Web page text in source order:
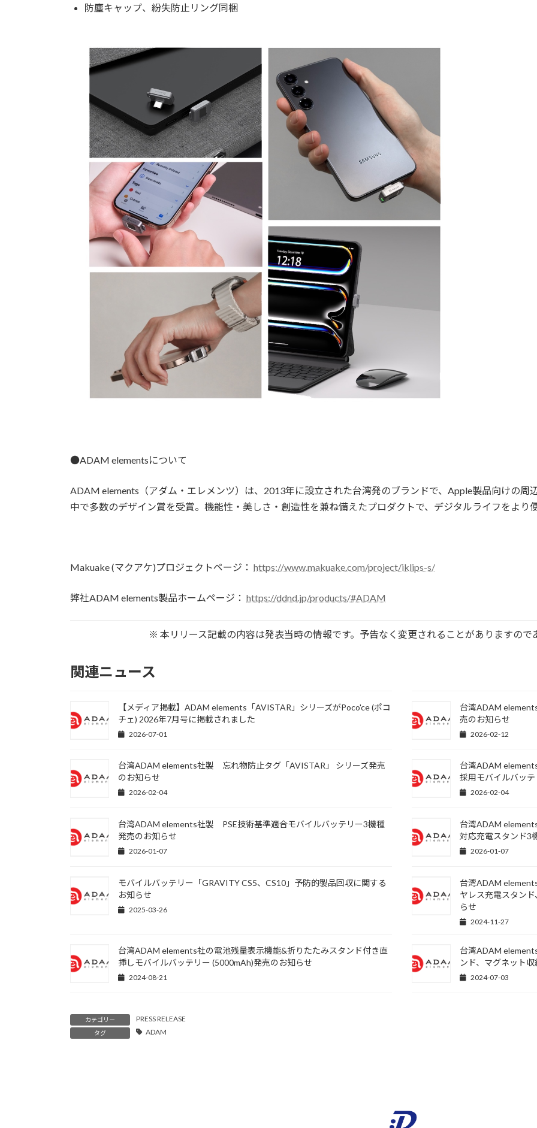
防塵キャップ、紛失防止リング同梱
●ADAM elementsについて
ADAM elements（アダム・エレメンツ）は、2013年に設立された台湾発のブランドで、Apple製品向けの周
中で多数のデザイン賞を受賞。機能性・美しさ・創造性を兼ね備えたプロダクトで、デジタルライフをより
Makuake (マクアケ)プロジェクトページ： https://www.makuake.com/project/iklips-s/
弊社ADAM elements製品ホームページ： https://ddnd.jp/products/#ADAM
※ 本リリース記載の内容は発表当時の情報です。予告なく変更されることがありますので
関連ニュース
【メディア掲載】ADAM elements「AVISTAR」シリーズがPoco'ce (ポコ
チェ) 2026年7月号に掲載されました
2026-07-01
台湾ADAM
売のお知らせ
2026-02-12
台湾ADAM elements社製 忘れ物防止タグ「AVISTAR」 シリーズ発売
のお知らせ
2026-02-04
台湾ADAM
採用モバイルバッ
2026-02-04
台湾ADAM elements社製 PSE技術基準適合モバイルバッテリー3機種
発売のお知らせ
2026-01-07
台湾ADAM
対応充電スタンド3
2026-01-07
モバイルバッテリー「GRAVITY CS5、CS10」予防的製品回収に関する
お知らせ
2025-03-26
台湾ADAM
ヤレス充電スタン
らせ
2024-11-27
台湾ADAM elements社の電池残量表示機能&折りたたみスタンド付き直
挿しモバイルバッテリー (5000mAh)発売のお知らせ
2024-08-21
台湾ADAM
ンド、マグネット
2024-07-03
カテゴリー PRESS RELEASE
タグ ADAM